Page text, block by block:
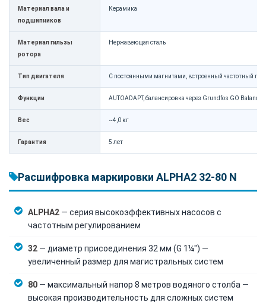
Материал вала и
подшипников
Керамика
Материал гильзы
ротора
Нержавеющая сталь
Тип двигателя С постоянными магнитами, встроенный частотный
Функции AUTOADAPT, балансировка через Grundfos GO Balance
Вес ~4,0 кг
Гарантия 5 лет
Расшифровка маркировки ALPHA2 32-80 N
ALPHA2 — серия высокоэффективных насосов с
частотным регулированием
32 — диаметр присоединения 32 мм (G 1¼") —
увеличенный размер для магистральных систем
80 — максимальный напор 8 метров водяного столба —
высокая производительность для сложных систем